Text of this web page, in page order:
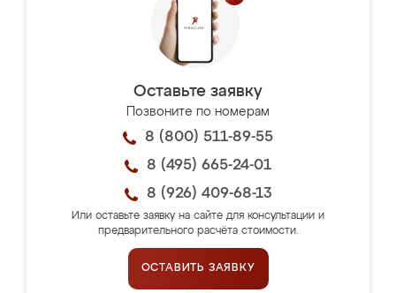
Оставьте заявку
Позвоните по номерам
8 (800) 511-89-55
8 (495) 665-24-01
8 (926) 409-68-13
Или оставьте заявку на сайте для консультации и
предварительного расчёта стоимости.
ОСТАВИТЬ ЗАЯВКУ